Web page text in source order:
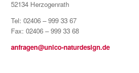
52134 Herzogenrath
Tel: 02406 – 999 33 67
Fax: 02406 – 999 33 68
anfragen@unico-naturdesign.de